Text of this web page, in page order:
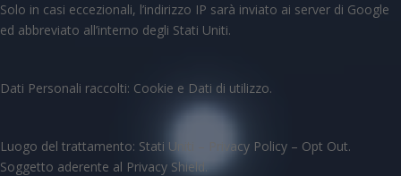
Solo in casi eccezionali, l’indirizzo IP sarà inviato ai server di Google
ed abbreviato all’interno degli Stati Uniti.
Dati Personali raccolti: Cookie e Dati di utilizzo.
Luogo del trattamento: Stati Uniti – Privacy Policy – Opt Out.
Soggetto aderente al Privacy Shield.